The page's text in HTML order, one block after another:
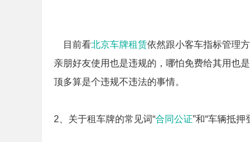
目前看北京车牌租赁依然跟小客车指标管理
亲朋好友使用也是违规的，哪怕免费给其用也
顶多算是个违规不违法的事情。
2、关于租车牌的常见词“合同公证”和“车辆抵押